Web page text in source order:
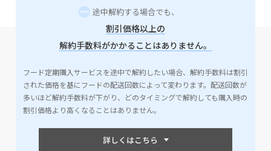
途中解約する場合でも、
割引価格以上の
解約手数料がかかることはありません。
フード定期購入サービスを途中で解約したい場合、解約手数料は割引
された価格を基にフードの配送回数によって変わります。配送回数が
多いほど解約手数料が下がり、どのタイミングで解約しても購入時の
割引価格より高くなることはありません。